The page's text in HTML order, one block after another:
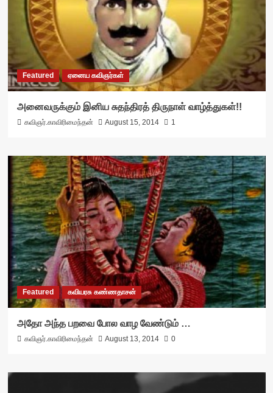
Featured ஏனைய கவிஞர்கள்
அனைவருக்கும் இனிய சுதந்திரத் திருநாள் வாழ்த்துகள்!!
கவிஞர்.காவிரிமைந்தன் August 15, 2014 1
Featured கவியரசு கண்ணதாசன்
அதோ அந்த பறவை போல வாழ வேண்டும் …
கவிஞர்.காவிரிமைந்தன் August 13, 2014 0